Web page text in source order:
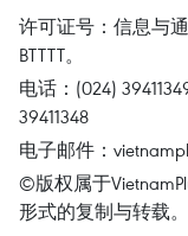
许可证号：信息与
BTTTT。
电话：(024)
39411348
电子邮件：
©版权属于
形式的复制与转载。